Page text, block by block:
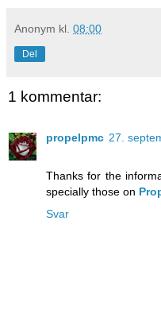
Anonym kl. 08:00
Del
1 kommentar:
propelpmc 27.
Thanks for the
specially those on
Svar